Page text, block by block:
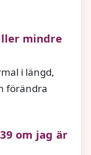
mindre
i längd,
förändra
om jag är